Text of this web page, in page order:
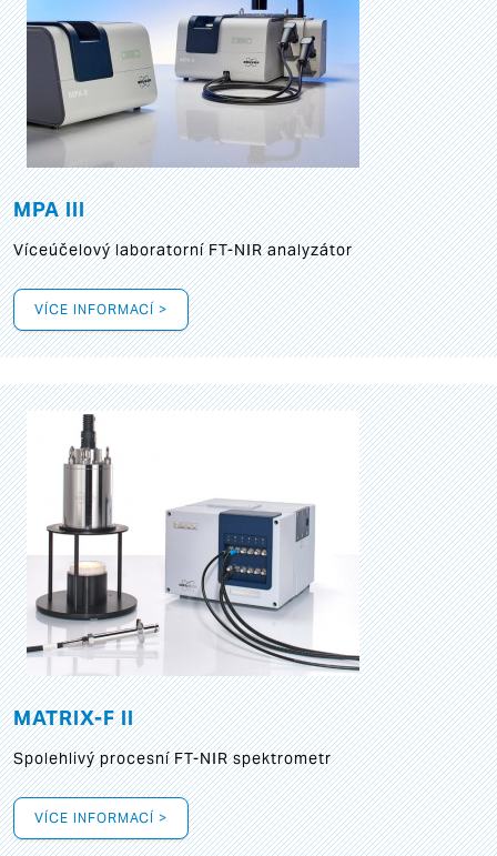
MPA III
Víceúčelový laboratorní FT-NIR analyzátor
VÍCE INFORMACÍ >
MATRIX-F II
Spolehlivý procesní FT-NIR spektrometr
VÍCE INFORMACÍ >